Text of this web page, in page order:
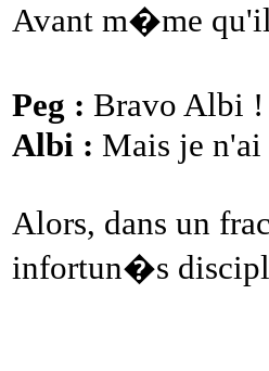
Avant m�me
Peg : Bravo Albi
Albi : Mais je
Alors, dans un
infortun�s